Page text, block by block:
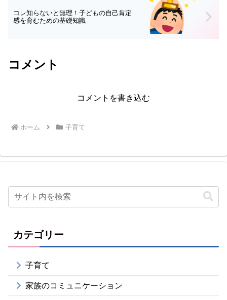
コレ知らないと無理！子どもの自己肯定
感を育むための基礎知識
コメント
コメントを書き込む
ホーム 子育て
カテゴリー
子育て
家族のコミュニケーション